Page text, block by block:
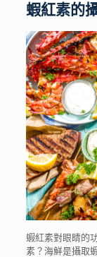
蝦紅素的
蝦紅素對眼睛的
素？海鮮是攝取